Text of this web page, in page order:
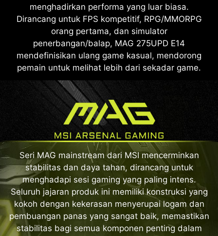
menghadirkan performa yang luar biasa.
Dirancang untuk FPS kompetitif, RPG/MMORPG
orang pertama, dan simulator
penerbangan/balap, MAG 275UPD E14
mendefinisikan ulang game kasual, mendorong
pemain untuk melihat lebih dari sekadar game.
Seri MAG mainstream dari MSI mencerminkan
stabilitas dan daya tahan, dirancang untuk
menghadapi sesi gaming yang paling intens.
Seluruh jajaran produk ini memiliki konstruksi yang
kokoh dengan kekerasan menyerupai logam dan
pembuangan panas yang sangat baik, memastikan
stabilitas bagi semua komponen penting dalam